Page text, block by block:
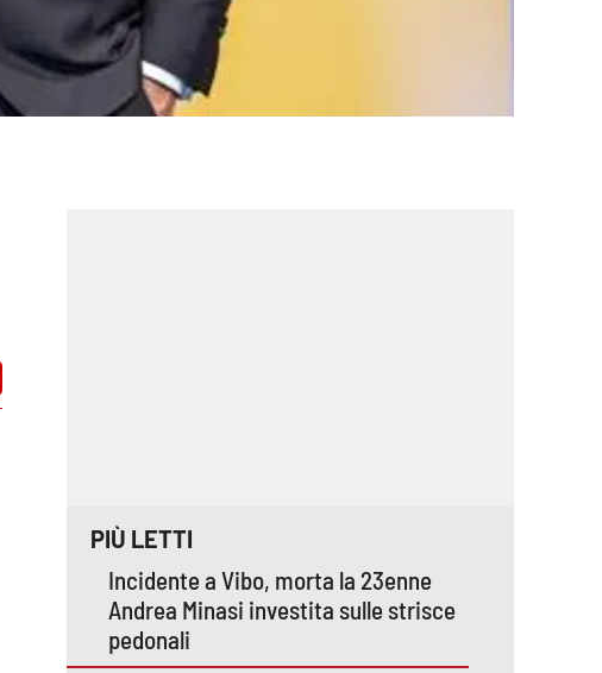
PIÙ LETTI
Incidente a Vibo, morta la 23enne
Andrea Minasi investita sulle strisce
pedonali